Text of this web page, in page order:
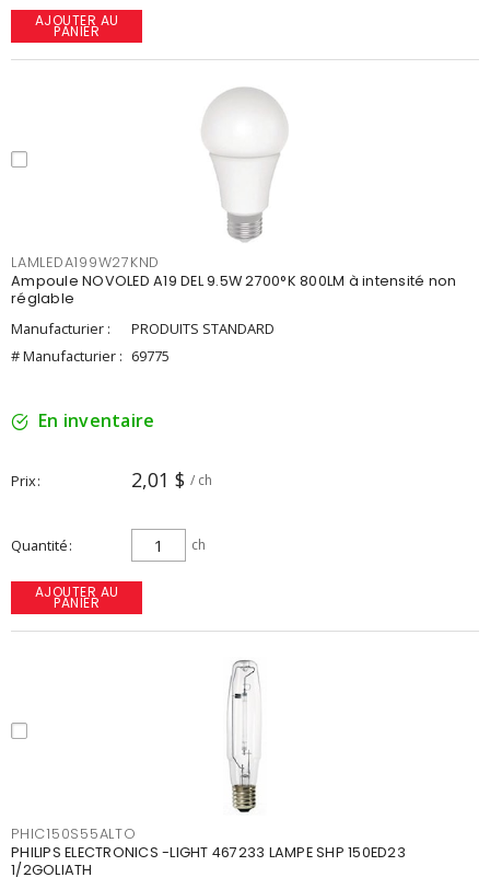
AJOUTER AU
PANIER
LAMLEDA199W27KND
Ampoule NOVOLED A19 DEL 9.5W 2700°K 800LM à intensité non
réglable
Manufacturier :
PRODUITS STANDARD
# Manufacturier : 69775
En inventaire
Prix 2,01 $ / ch
Quantité ch
AJOUTER AU
PANIER
PHIC150S55ALTO
PHILIPS ELECTRONICS -LIGHT 467233 LAMPE SHP 150ED23
1/2GOLIATH